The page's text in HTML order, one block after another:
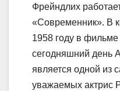
Фрейндлих
«Современник». В
1958 году в
сегодняшний день
является одной из
уважаемых актрис